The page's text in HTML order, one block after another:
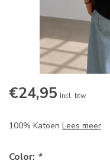
€24,95 Incl. btw
100% Katoen Lees meer.
Color: *